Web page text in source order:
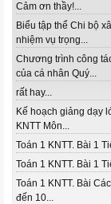
Cảm ơn thầy!...
Biểu tập thể Chi bộ
nhiệm vụ trọng...
Chương trình công
của cá nhân Quý...
rất hay...
Kế hoạch giảng dạy
KNTT Môn...
Toán 1 KNTT. Bài 1
Toán 1 KNTT. Bài 1
Toán 1 KNTT. Bài
đến 10...